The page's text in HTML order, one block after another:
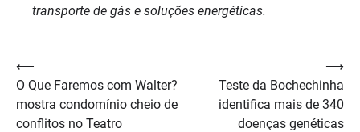
transporte de gás e soluções energéticas.
Navegação
de
Post
⟵
O Que Faremos com Walter?
mostra condomínio cheio de
conflitos no Teatro
Teste da Bochechinha
identifica mais de 340
doenças genéticas
⟶